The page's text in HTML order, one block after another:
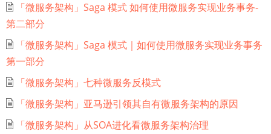
「微服务架构」Saga 模式 如何使用微服务实现业务事务-
第二部分
「微服务架构」Saga 模式｜如何使用微服务实现业务事务
第一部分
「微服务架构」七种微服务反模式
「微服务架构」亚马逊引领其自有微服务架构的原因
「微服务架构」从SOA进化看微服务架构治理